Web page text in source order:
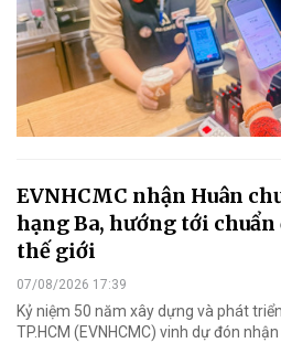
EVNHCMC nhận Huân
hạng Ba, hướng tới
thế giới
07/08/2026 17:39
Kỷ niệm 50 năm xây dựng và phát
TP.HCM (EVNHCMC) vinh dự đón